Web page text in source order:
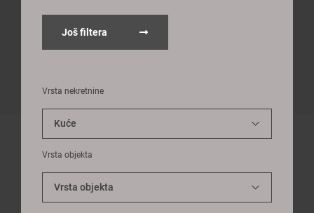
Još filtera
Vrsta nekretnine
Vrsta objekta